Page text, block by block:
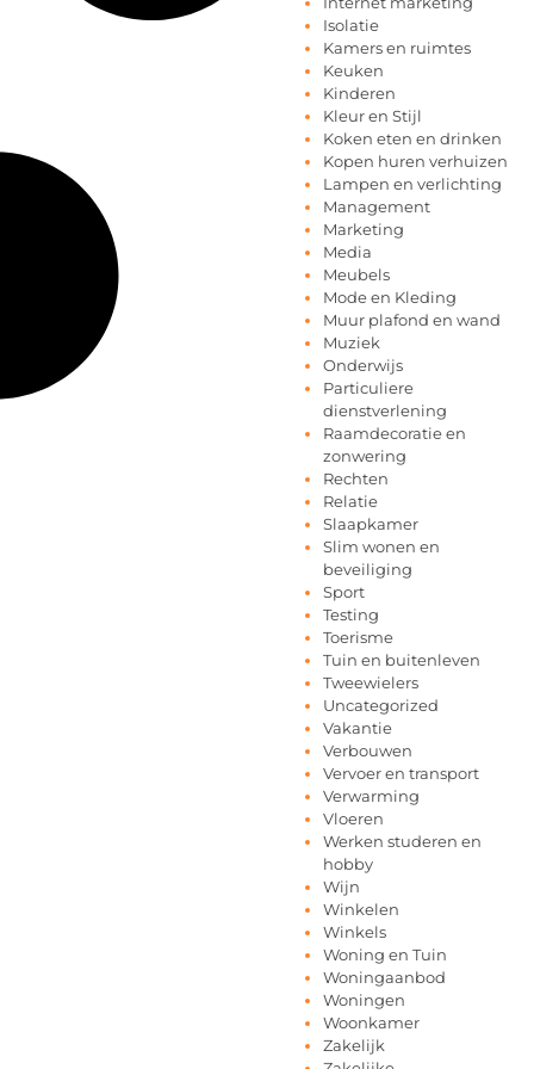
Isolatie
Kamers en ruimtes
Keuken
Kinderen
Kleur en Stijl
Koken eten en drinken
Kopen huren verhuizen
Lampen en verlichting
Management
Marketing
Media
Meubels
Mode en Kleding
Muur plafond en wand
Muziek
Onderwijs
Particuliere
dienstverlening
Raamdecoratie en
zonwering
Rechten
Relatie
Slaapkamer
Slim wonen en
beveiliging
Sport
Testing
Toerisme
Tuin en buitenleven
Tweewielers
Uncategorized
Vakantie
Verbouwen
Vervoer en transport
Verwarming
Vloeren
Werken studeren en
hobby
Wijn
Winkelen
Winkels
Woning en Tuin
Woningaanbod
Woningen
Woonkamer
Zakelijk